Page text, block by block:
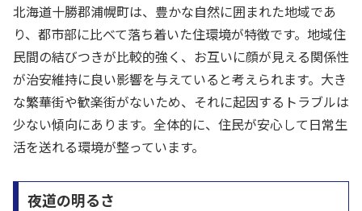
北海道十勝郡浦幌町は、豊かな自然に囲まれた地域であ
り、都市部に比べて落ち着いた住環境が特徴です。地域住
民間の結びつきが比較的強く、お互いに顔が見える関係性
が治安維持に良い影響を与えていると考えられます。大き
な繁華街や歓楽街がないため、それに起因するトラブルは
少ない傾向にあります。全体的に、住民が安心して日常生
活を送れる環境が整っています。
夜道の明るさ